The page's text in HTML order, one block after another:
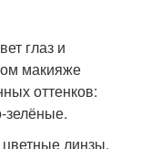
глаз и
макияже
оттенков:
зелёные.
линзы,